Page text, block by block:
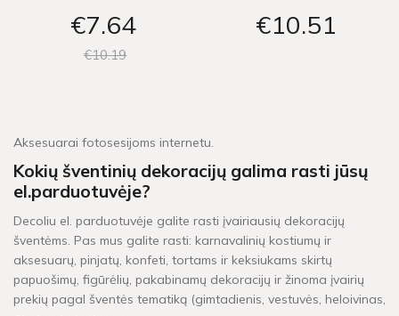
€7 64
€1019
€10 51
Aksesuarai fotosesijoms internetu.
Kokių šventinių dekoracijų galima rasti jūsų
el.parduotuvėje?
Decoliu el. parduotuvėje galite rasti įvairiausių dekoracijų
šventėms. Pas mus galite rasti: karnavalinių kostiumų ir
aksesuarų, pinjatų, konfeti, tortams ir keksiukams skirtų
papuošimų, figūrėlių, pakabinamų dekoracijų ir žinoma įvairių
prekių pagal šventės tematiką (gimtadienis, vestuvės, heloivinas,